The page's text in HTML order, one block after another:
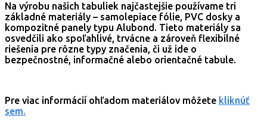
Na výrobu našich tabuliek najčastejšie používame tri
základné materiály – samolepiace fólie, PVC dosky a
kompozitné panely typu Alubond. Tieto materiály sa
osvedčili ako spoľahlivé, trvácne a zároveň flexibilné
riešenia pre rôzne typy značenia, či už ide o
bezpečnostné, informačné alebo orientačné tabule.
Pre viac informácií ohľadom materiálov môžete kliknúť
sem.